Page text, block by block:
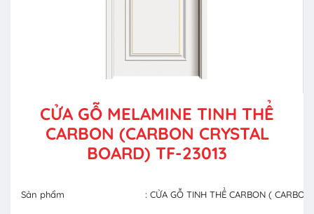
CỬA GỖ MELAMINE TINH THỂ
CARBON (CARBON CRYSTAL
BOARD) TF-23013
Sản phẩm : CỬA GỖ TINH THỂ CARBON (